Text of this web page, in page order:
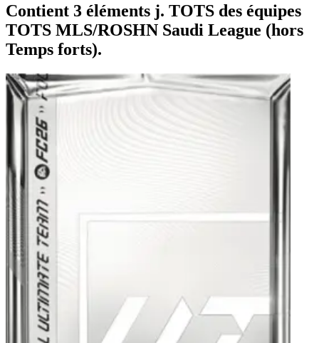
Contient 3 éléments j. TOTS des équipes
TOTS MLS/ROSHN Saudi League (hors
Temps forts).